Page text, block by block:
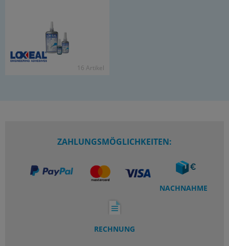
16 Ar­ti­kel
ZAHLUNGSMÖGLICHKEITEN:
NACHNAHME
RECHNUNG